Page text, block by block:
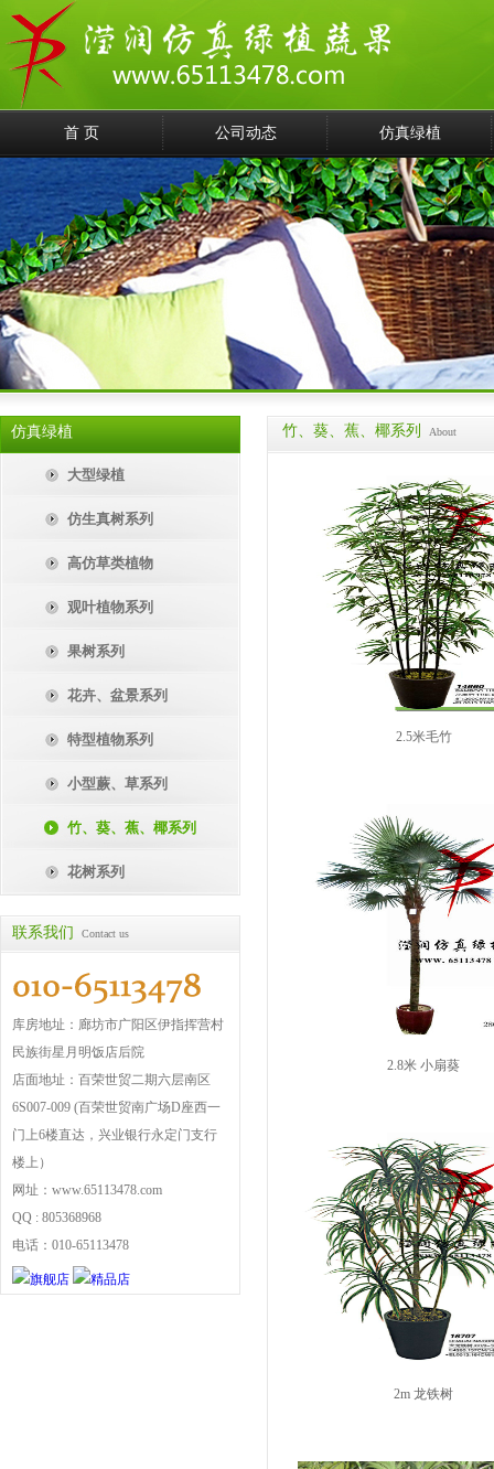
首 页 公司动态 仿真绿植
仿真绿植
大型绿植
仿生真树系列
高仿草类植物
观叶植物系列
果树系列
花卉、盆景系列
特型植物系列
小型蕨、草系列
竹、葵、蕉、椰系列
花树系列
联系我们 Contact us
库房地址：廊坊市广阳区伊指挥营村
民族街星月明饭店后院
店面地址：百荣世贸二期六层南区
6S007-009 (百荣世贸南广场D座西一
门上6楼直达，兴业银行永定门支行
楼上）
网址：www.65113478.com
QQ : 805368968
电话：010-65113478
竹、葵、蕉、椰系列 About
2.5米毛竹
2.8米 小扇葵
2m 龙铁树